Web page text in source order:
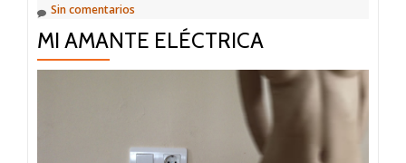
Sin comentarios
MI AMANTE ELÉCTRICA